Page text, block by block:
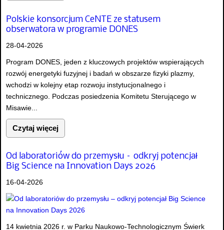
Polskie konsorcjum CeNTE ze statusem
obserwatora w programie DONES
28-04-2026
Program DONES, jeden z kluczowych projektów wspierających
rozwój energetyki fuzyjnej i badań w obszarze fizyki plazmy,
wchodzi w kolejny etap rozwoju instytucjonalnego i
technicznego. Podczas posiedzenia Komitetu Sterującego w
Misawie...
Czytaj więcej
Od laboratoriów do przemysłu – odkryj potencjał
Big Science na Innovation Days 2026
16-04-2026
14 kwietnia 2026 r. w Parku Naukowo-Technologicznym Świerk